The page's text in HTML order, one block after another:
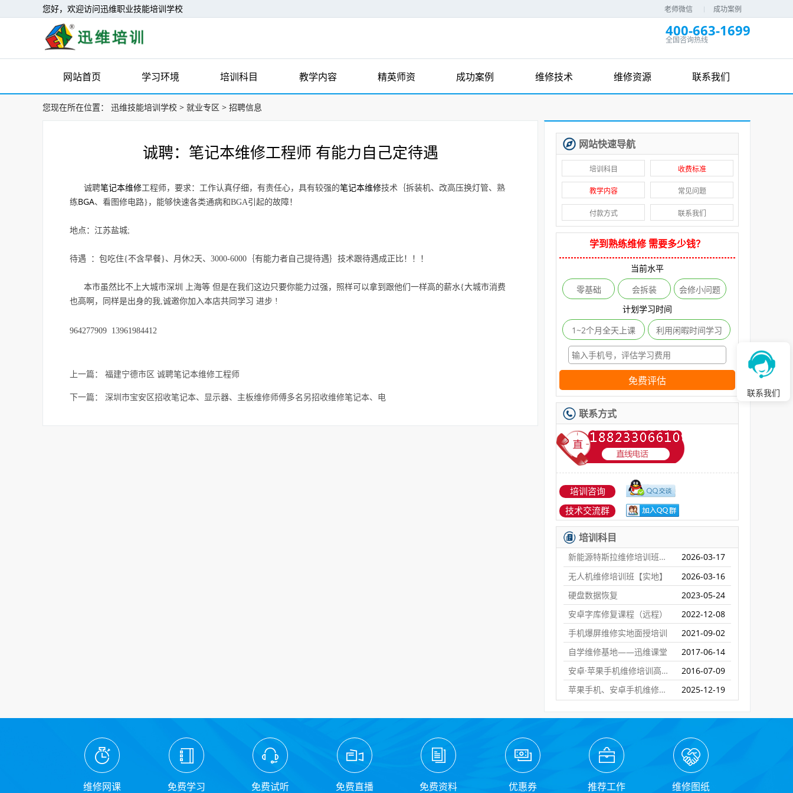
您好，欢迎访问迅维职业技能培训学校 老师微信 成功案例
400-663-1699
全国咨询热线
网站首页 学习环境 培训科目 教学内容 精英师资 成功案例 维修技术 维修资源 联系我们
您现在所在位置： 迅维技能培训学校 > 就业专区 > 招聘信息
诚聘：笔记本维修工程师 有能力自己定待遇
诚聘笔记本维修工程师，要求：工作认真仔细，有责任心，具有较强的笔记本维修技术｛拆装机、改高压换灯管、熟
练BGA、看图修电路}，能够快速各类通病和BGA引起的故障！
地点：江苏盐城;
待遇 ：包吃住{不含早餐}、月休2天、3000-6000｛有能力者自己提待遇｝技术跟待遇成正比！！！
本市虽然比不上大城市深圳 上海等 但是在我们这边只要你能力过强，照样可以拿到跟他们一样高的薪水{大城市消费
也高啊，
同样是出身的我,诚邀你加入本店共同学习 进步 !
964277909 13961984412
上一篇： 福建宁德市区 诚聘笔记本维修工程师
下一篇： 深圳市宝安区招收笔记本、显示器、主板维修师傅多名另招收维修笔记本、电
网站快速导航
培训科目 收费标准
教学内容 常见问题
付款方式 联系我们
学到熟练维修 需要多少钱？
当前水平
零基础
会拆装
会修小问题
计划学习时间
1~2个月全天上课
利用闲暇时间学习
免费评估
联系方式
培训咨询
技术交流群
培训科目
新能源特斯拉维修培训班【实地】
2026-03-17
无人机维修培训班【实地】
2026-03-16
硬盘数据恢复
2023-05-24
安卓字库修复课程（远程）
2022-12-08
手机爆屏维修实地面授培训
2021-09-02
自学维修基地——迅维课堂
2017-06-14
安卓·苹果手机维修培训高级班【实地】
2016-07-09
苹果手机、安卓手机维修培训（远程网络班）
2025-12-19
维修网课 免费学习 免费试听 免费直播 免费资料 优惠券 推荐工作 维修图纸
联系我们